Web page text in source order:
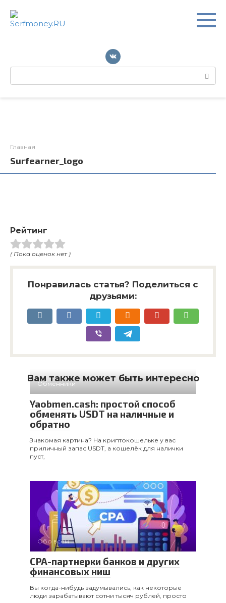
контенту
Поиск:
Главная
Surfearner_logo
Рейтинг
( Пока оценок нет )
Понравилась статья? Поделиться с
друзьями:
Вам также может быть интересно
Обменники
Yaobmen.cash: простой способ
обменять USDT на наличные и
обратно
Знакомая картина? На криптокошельке у вас
приличный запас USDT, а кошелёк для налички
пуст,
Обо всем
CPA-партнерки банков и других
финансовых ниш
Вы когда-нибудь задумывались, как некоторые
люди зарабатывают сотни тысяч рублей, просто